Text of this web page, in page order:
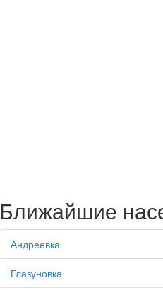
Ближайшие
Андреевка
Глазуновка